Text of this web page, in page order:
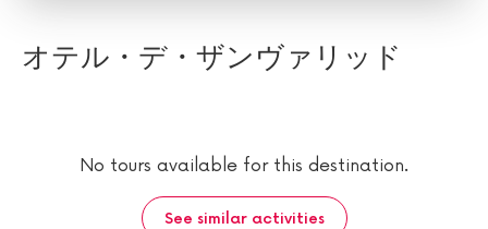
オテル・デ・ザンヴァリッド
No tours available for this destination.
See similar activities